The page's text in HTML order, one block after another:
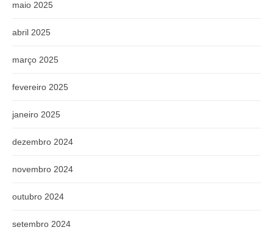
maio 2025
abril 2025
março 2025
fevereiro 2025
janeiro 2025
dezembro 2024
novembro 2024
outubro 2024
setembro 2024